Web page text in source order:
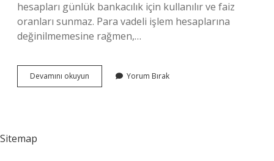
hesapları günlük bankacılık için kullanılır ve faiz
oranları sunmaz. Para vadeli işlem hesaplarına
değinilmemesine rağmen,…
Devamını okuyun
Faiz
Yorum Bırak
Sitemap